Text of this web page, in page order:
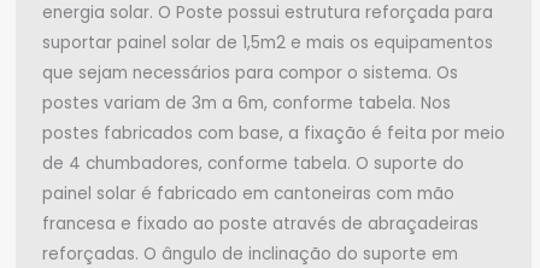
energia solar. O Poste possui estrutura reforçada para
suportar painel solar de 1,5m2 e mais os equipamentos
que sejam necessários para compor o sistema. Os
postes variam de 3m a 6m, conforme tabela. Nos
postes fabricados com base, a fixação é feita por meio
de 4 chumbadores, conforme tabela. O suporte do
painel solar é fabricado em cantoneiras com mão
francesa e fixado ao poste através de abraçadeiras
reforçadas. O ângulo de inclinação do suporte em